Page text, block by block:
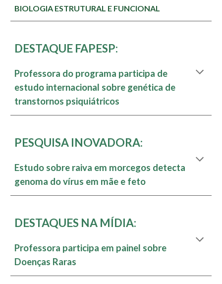
BIOLOGIA ESTRUTURAL E FUNCIONAL
DESTAQUE FAPESP:
Professora do programa participa de
estudo internacional sobre genética de
transtornos psiquiátricos
PESQUISA INOVADORA:
Estudo sobre raiva em morcegos detecta
genoma do vírus em mãe e feto
DESTAQUES NA MÍDIA:
Professora participa em painel sobre
Doenças Raras